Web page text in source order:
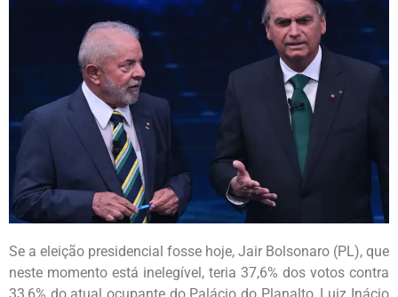
Se a eleição presidencial fosse hoje, Jair Bolsonaro (PL), que
neste momento está inelegível, teria 37,6% dos votos contra
33,6% do atual ocupante do Palácio do Planalto, Luiz Inácio